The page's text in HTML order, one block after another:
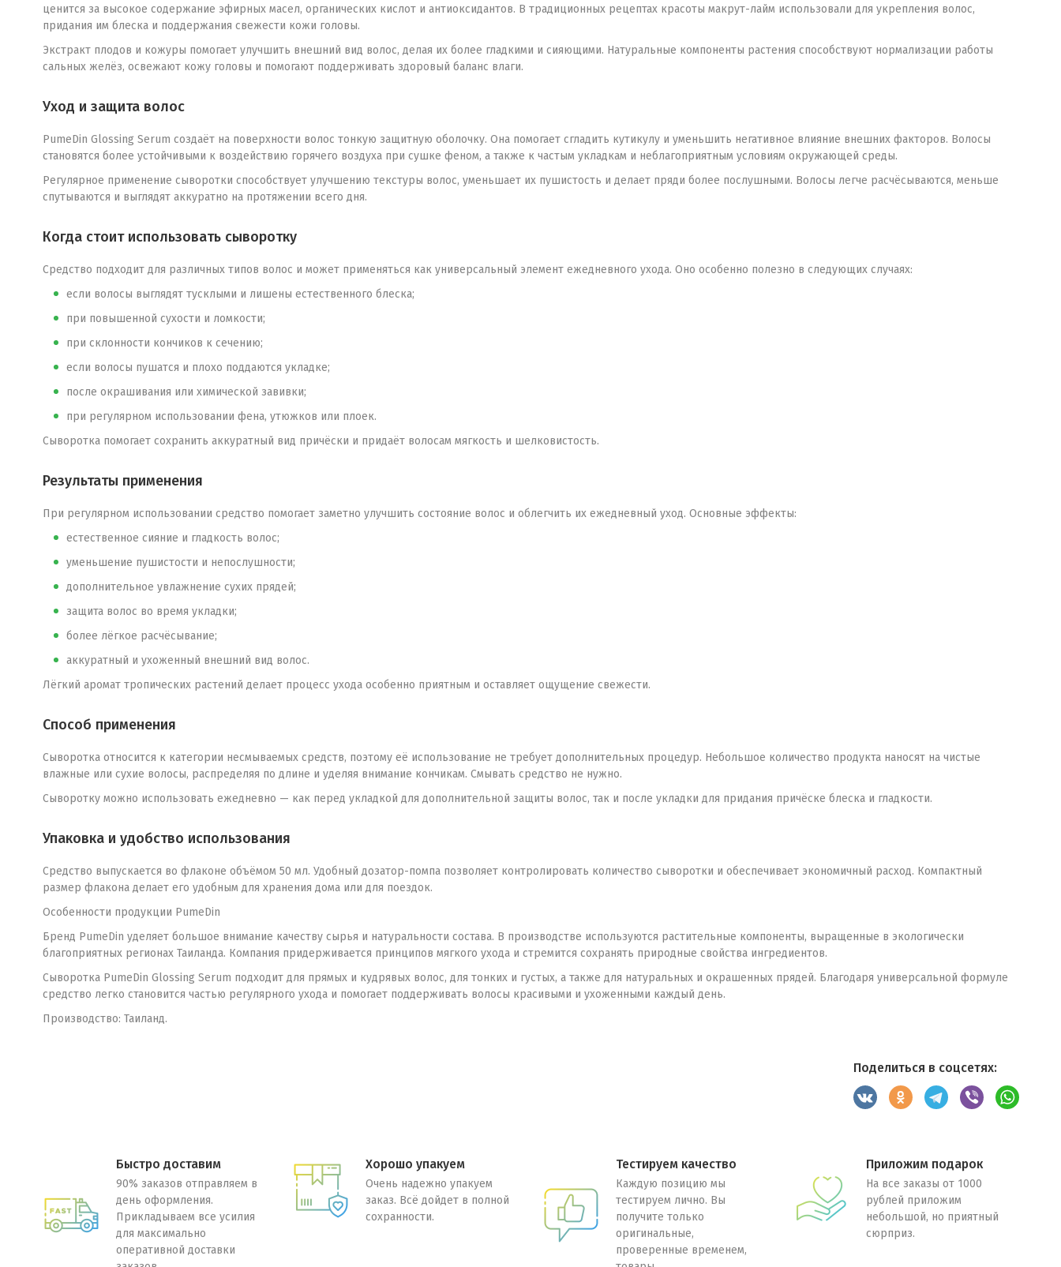
ценится за высокое содержание эфирных масел, органических кислот и антиоксидантов. В традиционных рецептах красоты макрут-лайм использовали для укрепления волос,
придания им блеска и поддержания свежести кожи головы.
Экстракт плодов и кожуры помогает улучшить внешний вид волос, делая их более гладкими и сияющими. Натуральные компоненты растения способствуют нормализации работы
сальных желёз, освежают кожу головы и помогают поддерживать здоровый баланс влаги.
Уход и защита волос
PumeDin Glossing Serum создаёт на поверхности волос тонкую защитную оболочку. Она помогает сгладить кутикулу и уменьшить негативное влияние внешних факторов. Волосы
становятся более устойчивыми к воздействию горячего воздуха при сушке феном, а также к частым укладкам и неблагоприятным условиям окружающей среды.
Регулярное применение сыворотки способствует улучшению текстуры волос, уменьшает их пушистость и делает пряди более послушными. Волосы легче расчёсываются, меньше
спутываются и выглядят аккуратно на протяжении всего дня.
Когда стоит использовать сыворотку
Средство подходит для различных типов волос и может применяться как универсальный элемент ежедневного ухода. Оно особенно полезно в следующих случаях:
если волосы выглядят тусклыми и лишены естественного блеска;
при повышенной сухости и ломкости;
при склонности кончиков к сечению;
если волосы пушатся и плохо поддаются укладке;
после окрашивания или химической завивки;
при регулярном использовании фена, утюжков или плоек.
Сыворотка помогает сохранить аккуратный вид причёски и придаёт волосам мягкость и шелковистость.
Результаты применения
При регулярном использовании средство помогает заметно улучшить состояние волос и облегчить их ежедневный уход. Основные эффекты:
естественное сияние и гладкость волос;
уменьшение пушистости и непослушности;
дополнительное увлажнение сухих прядей;
защита волос во время укладки;
более лёгкое расчёсывание;
аккуратный и ухоженный внешний вид волос.
Лёгкий аромат тропических растений делает процесс ухода особенно приятным и оставляет ощущение свежести.
Способ применения
Сыворотка относится к категории несмываемых средств, поэтому её использование не требует дополнительных процедур. Небольшое количество продукта наносят на чистые
влажные или сухие волосы, распределяя по длине и уделяя внимание кончикам. Смывать средство не нужно.
Сыворотку можно использовать ежедневно — как перед укладкой для дополнительной защиты волос, так и после укладки для придания причёске блеска и гладкости.
Упаковка и удобство использования
Средство выпускается во флаконе объёмом 50 мл. Удобный дозатор-помпа позволяет контролировать количество сыворотки и обеспечивает экономичный расход. Компактный
размер флакона делает его удобным для хранения дома или для поездок.
Особенности продукции PumeDin
Бренд PumeDin уделяет большое внимание качеству сырья и натуральности состава. В производстве используются растительные компоненты, выращенные в экологически
благоприятных регионах Таиланда. Компания придерживается принципов мягкого ухода и стремится сохранять природные свойства ингредиентов.
Сыворотка PumeDin Glossing Serum подходит для прямых и кудрявых волос, для тонких и густых, а также для натуральных и окрашенных прядей. Благодаря универсальной формуле
средство легко становится частью регулярного ухода и помогает поддерживать волосы красивыми и ухоженными каждый день.
Производство: Таиланд.
Поделиться в соцсетях:
Быстро доставим
90% заказов отправляем в
день оформления.
Прикладываем все усилия
для максимально
оперативной доставки
Хорошо упакуем
Очень надежно упакуем
заказ. Всё дойдет в полной
сохранности.
Тестируем качество
Каждую позицию мы
тестируем лично. Вы
получите только
оригинальные,
проверенные временем,
Приложим подарок
На все заказы от 1000
рублей приложим
небольшой, но приятный
сюрприз.